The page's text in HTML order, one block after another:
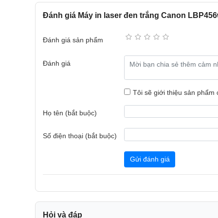
Máy in Canon LBP456w có khả năng xử lý giấy linh
lượng lên đến 2.000 tờ, phù hợp với các văn phòng
Đánh giá Máy in laser đen trắng Canon
Đánh giá sản phẩm
Đánh giá
Tôi sẽ giới thiệu sản phẩm
Họ tên (bắt buộc)
Số điện thoại (bắt buộc)
Gửi đánh giá
Hỏi và đáp